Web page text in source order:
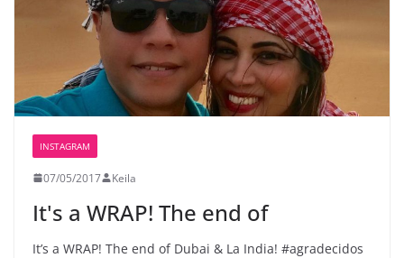
INSTAGRAM
07/05/2017 Keila
It's a WRAP️! The end of
It’s a WRAP! The end of Dubai & La India! #agradecidos